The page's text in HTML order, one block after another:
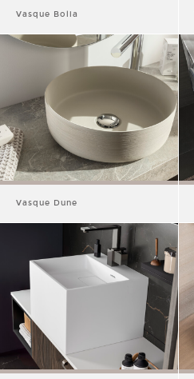
Vasque Bolia
Vasque Dune